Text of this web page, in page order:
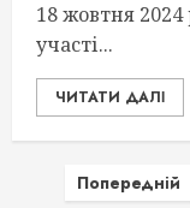
18 жовтня 2024
участі...
ЧИТАТИ ДАЛІ
Попередній